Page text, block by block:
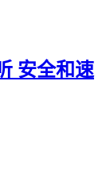
安全和速